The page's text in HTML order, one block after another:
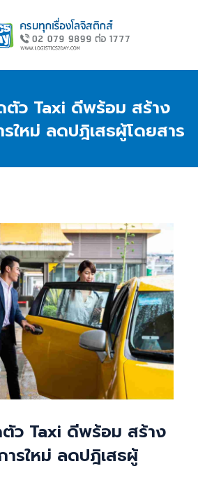
ตัว Taxi ดีพร้อม สร้าง
ใหม่ ลดปฎิเสธผู้โดยสาร
ว Taxi ดีพร้อม สร้าง
ารใหม่ ลดปฎิเสธผู้